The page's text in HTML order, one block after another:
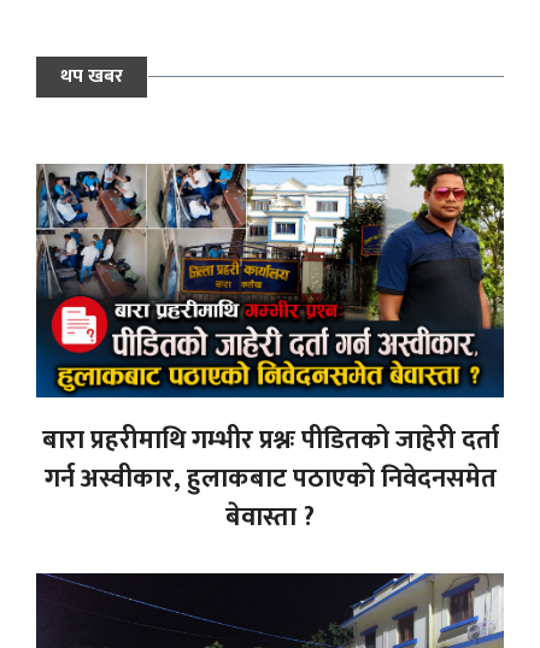
थप खबर
बारा प्रहरीमाथि गम्भीर प्रश्नः पीडितको जाहेरी दर्ता
गर्न अस्वीकार, हुलाकबाट पठाएको निवेदनसमेत
बेवास्ता ?